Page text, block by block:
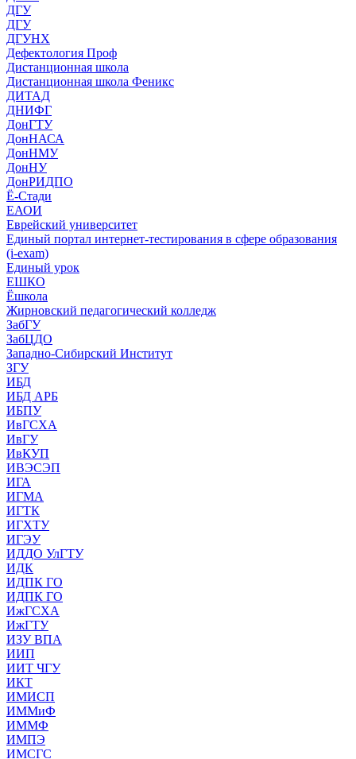
ДГУ
ДГУ
ДГУНХ
Дефектология Проф
Дистанционная школа
Дистанционная школа Феникс
ДИТАД
ДНИФГ
ДонГТУ
ДонНАСА
ДонНМУ
ДонНУ
ДонРИДПО
Ё-Стади
ЕАОИ
Еврейский университет
Единый портал интернет-тестирования в сфере образования
(i-exam)
Единый урок
ЕШКО
Ёшкола
Жирновский педагогический колледж
ЗабГУ
ЗабЦДО
Западно-Сибирский Институт
ЗГУ
ИБД
ИБД АРБ
ИБПУ
ИвГСХА
ИвГУ
ИвКУП
ИВЭСЭП
ИГА
ИГМА
ИГТК
ИГХТУ
ИГЭУ
ИДДО УлГТУ
ИДК
ИДПК ГО
ИДПК ГО
ИжГСХА
ИжГТУ
ИЗУ ВПА
ИИП
ИИТ ЧГУ
ИКТ
ИМИСП
ИММиФ
ИММФ
ИМПЭ
ИМСГС